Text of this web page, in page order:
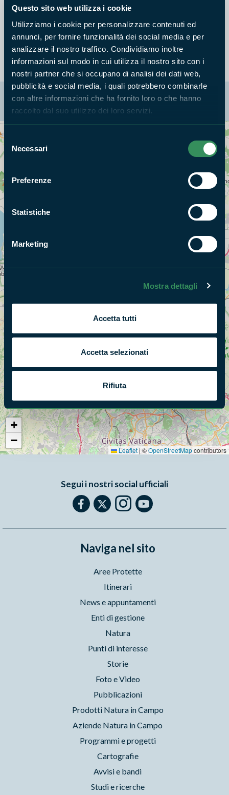
Questo sito web utilizza i cookie
Utilizziamo i cookie per personalizzare contenuti ed
annunci, per fornire funzionalità dei social media e per
analizzare il nostro traffico. Condividiamo inoltre
informazioni sul modo in cui utilizza il nostro sito con i
nostri partner che si occupano di analisi dei dati web,
pubblicità e social media, i quali potrebbero combinarle
con altre informazioni che ha fornito loro o che hanno
raccolto dal suo utilizzo dei loro servizi.
Selezione
delNecessari
Preferenze
Statistiche
Marketing
Mostra dettagli
Accetta tutti
Accetta selezionati
Rifiuta
monumentale: una cisterna per la raccolta e distribuzione
delle acque, munita di poderosi contrafforti, che nel medioevo
fu riutilizzata come fortilizio.
La mappa di Parchilazio.it
+
−
Leaflet|©OpenStreetMapcontributors
Cerca nella mappa
Segui i nostri social ufficiali
Naviga nel sito
Aree Protette
Itinerari
News e appuntamenti
Enti di gestione
Natura
Punti di interesse
Storie
Foto e Video
Pubblicazioni
Prodotti Natura in Campo
Aziende Natura in Campo
Programmi e progetti
Cartografie
Avvisi e bandi
Studi e ricerche